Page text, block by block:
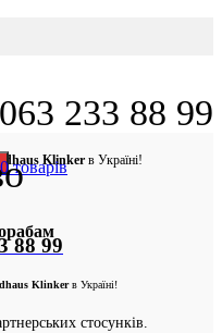
Klinkerв Україні!
233 88 99
88 99
товарів
Klinkerв Україні!
стосунків.